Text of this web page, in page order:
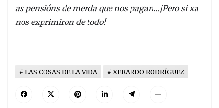
as pensións de merda que nos pagan…¡Pero si xa
nos exprimiron de todo!
LAS COSAS DE LA VIDA XERARDO RODRÍGUEZ